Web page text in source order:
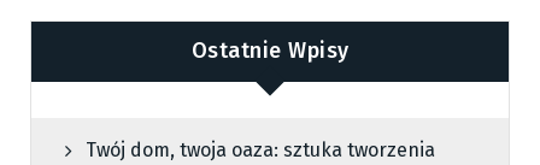
Ostatnie Wpisy
Twój dom, twoja oaza: sztuka tworzenia